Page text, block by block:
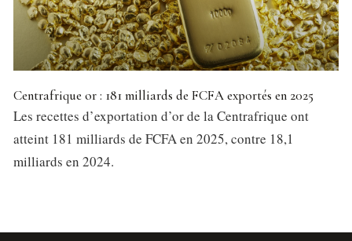
Centrafrique or : 181 milliards de FCFA exportés en 2025
Les recettes d’exportation d’or de la Centrafrique ont
atteint 181 milliards de FCFA en 2025, contre 18,1
milliards en 2024.